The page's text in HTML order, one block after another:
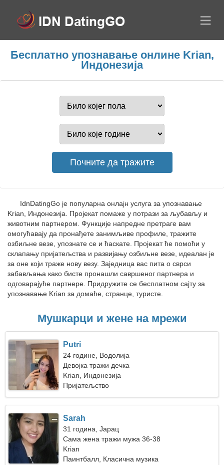
Бесплатно упознавање онлине Krian,
Индонезија
IdnDatingGo је популарна онлајн услуга за упознавање
Krian, Индонезија. Пројекат помаже у потрази за љубављу и
животним партнером. Функције напредне претраге вам
омогућавају да пронађете занимљиве профиле, тражите
озбиљне везе, упознате се и ћаскате. Пројекат ће помоћи у
склапању пријатељства и развијању озбиљне везе, идеалан је
за оне који траже нову везу. Заједница вас пита о сврси
забављања како бисте пронашли савршеног партнера и
одговарајуће партнере. Придружите се бесплатном сајту за
упознавање Krian за домаће, странце, туристе.
Мушкарци и жене на мрежи
Putri
24 године, Водолија
Девојка тражи дечка
Krian, Индонезија
Пријатељство
Sarah
31 година, Јарац
Сама жена тражи мужа 36-38
Krian
Паинтбалл, Класична музика